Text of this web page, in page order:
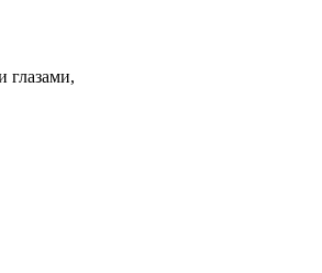
глазами,